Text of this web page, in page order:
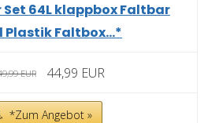
Set 64L klappbox Faltbar
Plastik Faltbox...*
EUR 44,99 EUR
*Zum Angebot »